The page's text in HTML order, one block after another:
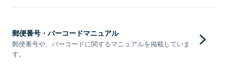
郵便番号・バーコードマニュアル
郵便番号や、バーコードに関するマニュアルを掲載していま
す。